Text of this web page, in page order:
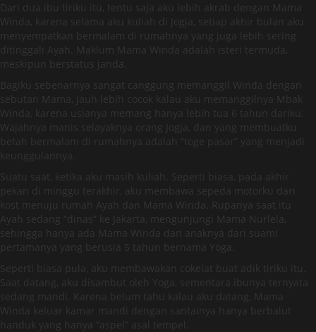
Dari dua ibu tiriku itu, tentu saja aku lebih akrab dengan Mama
Winda, karena selama aku kuliah di Jogja, setiap akhir bulan aku
menyempatkan bermalam di rumahnya yang juga lebih sering
ditinggali Ayah. Maklum Mama Winda adalah isteri termuda,
meskipun berstatus janda.
Bagiku sebenarnya sangat canggung memanggil Winda dengan
sebutan Mama, jauh lebih cocok kalau aku memanggilnya Mbak
Winda, karena usianya memang hanya lebih tua 6 tahun dariku.
Wajahnya manis selayaknya orang Jogja, dan yang membuatku
betah bermalam di rumahnya adalah “toge pasar” yang menjadi
keunggulannya.
Suatu saat, ketika aku masih kuliah. Seperti biasa, pada akhir
pekan di minggu terakhir, aku membawa sepeda motorku dari
kost menuju rumah Ayah dan Mama Winda. Rupanya saat itu
Ayah sedang “dinas” ke Jakarta, mengunjungi Mama Nurlela,
sehingga hanya ada Mama Winda dan anaknya dari suami
pertamanya yang berusia 5 tahun bernama Yoga.
Seperti biasa pula, aku membawakan cokelat buat adik tiriku itu.
Saat datang, aku disambut oleh Yoga, sementara ibunya ternyata
sedang mandi. Karena belum tahu kalau aku datang, Mama
Winda keluar kamar mandi dengan santainya hanya berbalut
handuk yang hanya “aspel” asal tempel.